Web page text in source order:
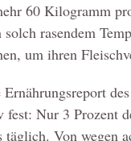
60 Kilogramm
solch rasendem
um ihren
fest: Nur 3 Prozent
täglich. Von wegen